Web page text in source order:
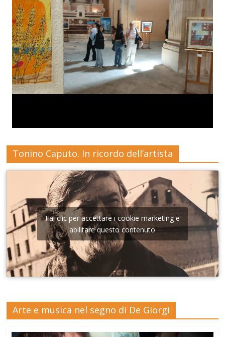
Tonino Caputo. In ricordo dell’artista
Fai clic per accettare i cookie marketing e
abilitare questo contenuto
Arte e musica nel segno di De Giorgi